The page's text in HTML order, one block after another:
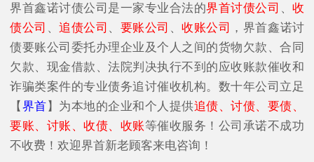
界首鑫诺讨债公司是一家专业合法的界首讨债公司 、收
债公司 、追债公司 、 要账公司 、收账公司 ，界首鑫诺讨
债要账公司委托办理企业及个人之间的货物欠款、合同
欠款、现金借款、法院判决执行不到的应收账款催收和
诈骗类案件的专业债务追讨催收机构。数十年公司立足
【 界首 】为本地的企业和个人提供追债、讨债、要债、
要账、讨账、收债、收账等催收服务！公司承诺不成功
不收费！欢迎界首新老顾客来电咨询！